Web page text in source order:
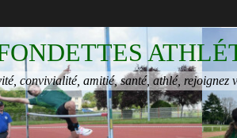
convivialité, amitié, santé, athlé, rejoignez